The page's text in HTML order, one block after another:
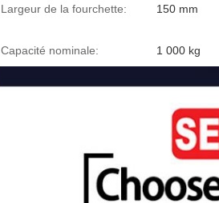
Largeur de la fourchette: 150 mm
Capacité nominale: 1 000 kg